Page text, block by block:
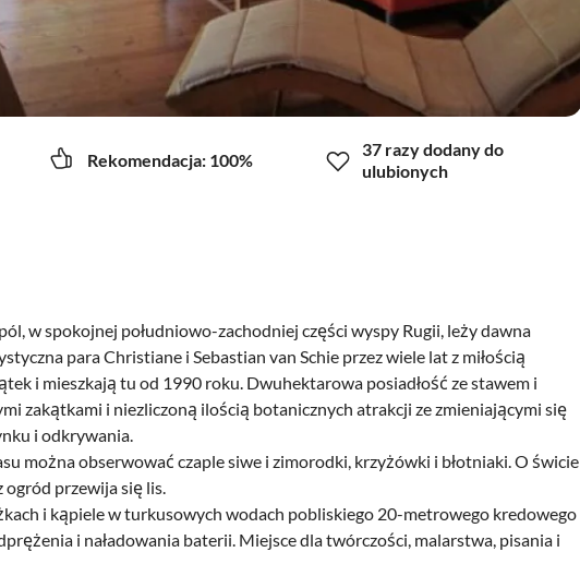
Rekomendacja: 100%
37 razy dodany do
ulubionych
w spokojnej południowo-zachodniej części wyspy Rugii, leży dawna
para Christiane i Sebastian van Schie przez wiele lat z miłością
i mieszkają tu od 1990 roku. Dwuhektarowa posiadłość ze stawem i
zakątkami i niezliczoną ilością botanicznych atrakcji ze zmieniającymi się
i odkrywania.
można obserwować czaple siwe i zimorodki, krzyżówki i błotniaki. O świcie
ogród przewija się lis.
i kąpiele w turkusowych wodach pobliskiego 20-metrowego kredowego
i naładowania baterii. Miejsce dla twórczości, malarstwa, pisania i